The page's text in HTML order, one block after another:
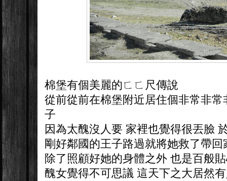
棉堡有個美麗的ㄈㄈ尺傳說
從前從前在棉堡附近居住個非常非
子
因為太醜沒人要 家裡也覺得很丟臉
剛好鄰國的王子路過就將她救了帶回
除了照顧好她的身體之外 也是百般
醜女覺得不可思議 這天下之大居然